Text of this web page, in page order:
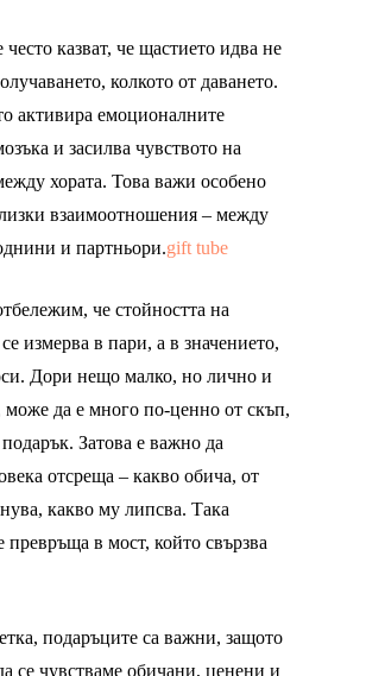
казват, че щастието идва не
колкото от даването.
активира емоционалните
и засилва чувството на
хората. Това важи особено
взаимоотношения – между
и партньори.gift tube
че стойността на
измерва в пари, а в значението,
Дори нещо малко, но лично и
може да е много по-ценно от скъп,
Затова е важно да
отсреща – какво обича, от
какво му липсва. Така
превръща в мост, който свързва
подаръците са важни, защото
се чувстваме обичани, ценени и